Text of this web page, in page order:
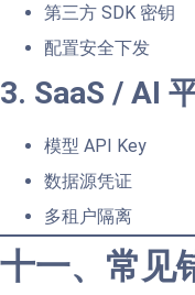
第三方 SDK 密钥
配置安全下发
3. SaaS / AI
模型 API Key
数据源凭证
多租户隔离
十一、常见